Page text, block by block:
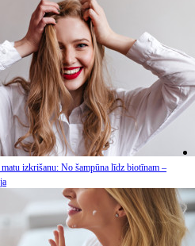
izkrišanu: No šampūna līdz biotīnam –